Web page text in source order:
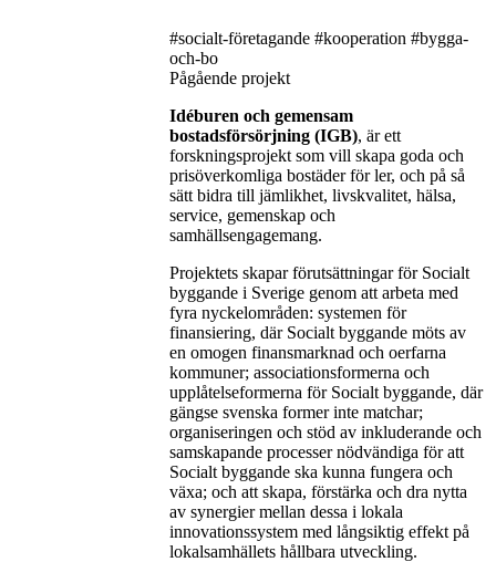
#socialt-företagande #kooperation #bygga-
och-bo
Pågående projekt
Idéburen och gemensam
bostadsförsörjning (IGB), är ett
forskningsprojekt som vill skapa goda och
prisöverkomliga bostäder för ler, och på så
sätt bidra till jämlikhet, livskvalitet, hälsa,
service, gemenskap och
samhällsengagemang.
Projektets skapar förutsättningar för Socialt
byggande i Sverige genom att arbeta med
fyra nyckelområden: systemen för
finansiering, där Socialt byggande möts av
en omogen finansmarknad och oerfarna
kommuner; associationsformerna och
upplåtelseformerna för Socialt byggande, där
gängse svenska former inte matchar;
organiseringen och stöd av inkluderande och
samskapande processer nödvändiga för att
Socialt byggande ska kunna fungera och
växa; och att skapa, förstärka och dra nytta
av synergier mellan dessa i lokala
innovationssystem med långsiktig effekt på
lokalsamhällets hållbara utveckling.